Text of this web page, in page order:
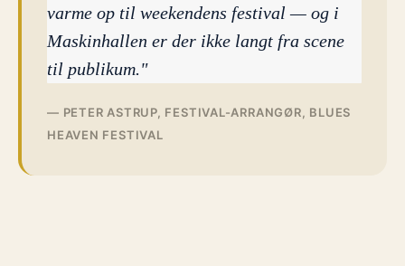
varme op til weekendens festival — og i
Maskinhallen er der ikke langt fra scene
til publikum."
— PETER ASTRUP, FESTIVAL-ARRANGØR, BLUES
HEAVEN FESTIVAL